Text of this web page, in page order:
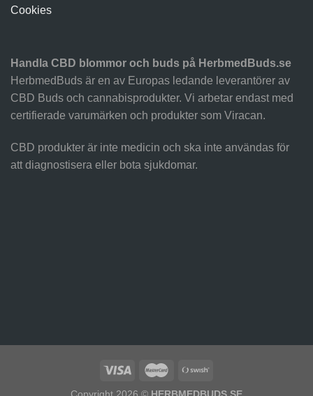
Cookies
Handla CBD blommor och buds på HerbmedBuds.se
HerbmedBuds är en av Europas ledande leverantörer av
CBD Buds och cannabisprodukter. Vi arbetar endast med
certifierade varumärken och produkter som Viracan.
CBD produkter är inte medicin och ska inte användas för
att diagnostisera eller bota sjukdomar.